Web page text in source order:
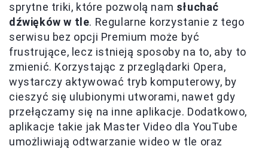
sprytne triki, które pozwolą nam słuchać
dźwięków w tle. Regularne korzystanie z tego
serwisu bez opcji Premium może być
frustrujące, lecz istnieją sposoby na to, aby to
zmienić. Korzystając z przeglądarki Opera,
wystarczy aktywować tryb komputerowy, by
cieszyć się ulubionymi utworami, nawet gdy
przełączamy się na inne aplikacje. Dodatkowo,
aplikacje takie jak Master Video dla YouTube
umożliwiają odtwarzanie wideo w tle oraz